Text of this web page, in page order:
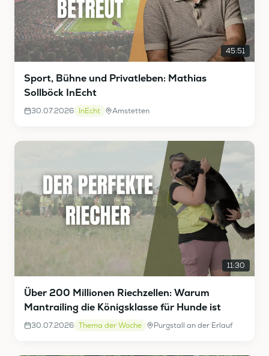
45:51
Sport, Bühne und Privatleben: Mathias
Sollböck InEcht
30.07.2026 InEcht Amstetten
11:30
Über 200 Millionen Riechzellen: Warum
Mantrailing die Königsklasse für Hunde ist
30.07.2026 Thema der Woche Purgstall an der Erlauf